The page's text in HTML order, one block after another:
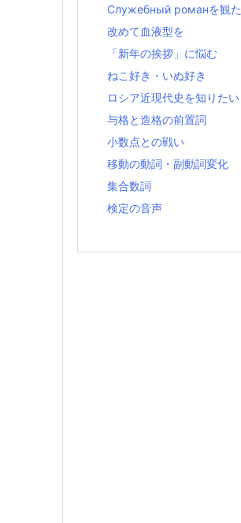
Служебный романを観た
改めて血液型を
「新年の挨拶」に悩む
ねこ好き・いぬ好き
ロシア近現代史を知りたい
与格と造格の前置詞
小数点との戦い
移動の動詞・副動詞変化
集合数詞
検定の音声